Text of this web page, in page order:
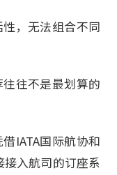
，无法组合不同
往不是最划算的
IATA国际航协和
接入航司的订座系